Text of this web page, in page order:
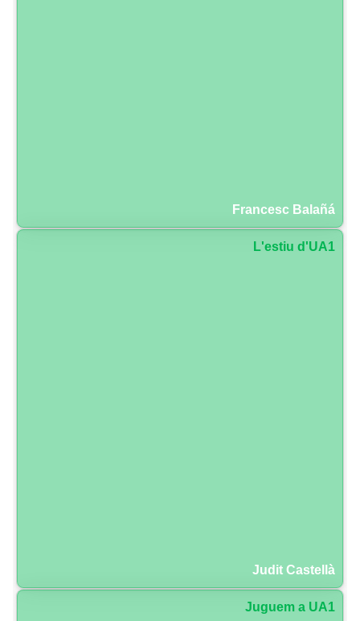
Francesc Balañá
L'estiu d'UA1
Judit Castellà
Juguem a UA1